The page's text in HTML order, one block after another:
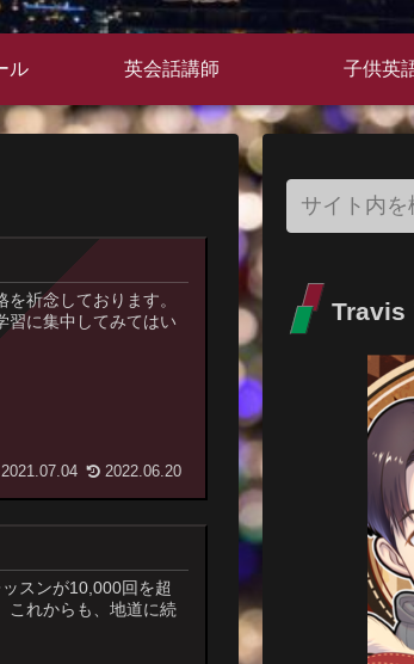
ル 英会話講師 子供英
祈念しております。
習に集中してみてはい
2021.07.04 2022.06.20
スンが10,000回を超
これからも、地道に続
Travis